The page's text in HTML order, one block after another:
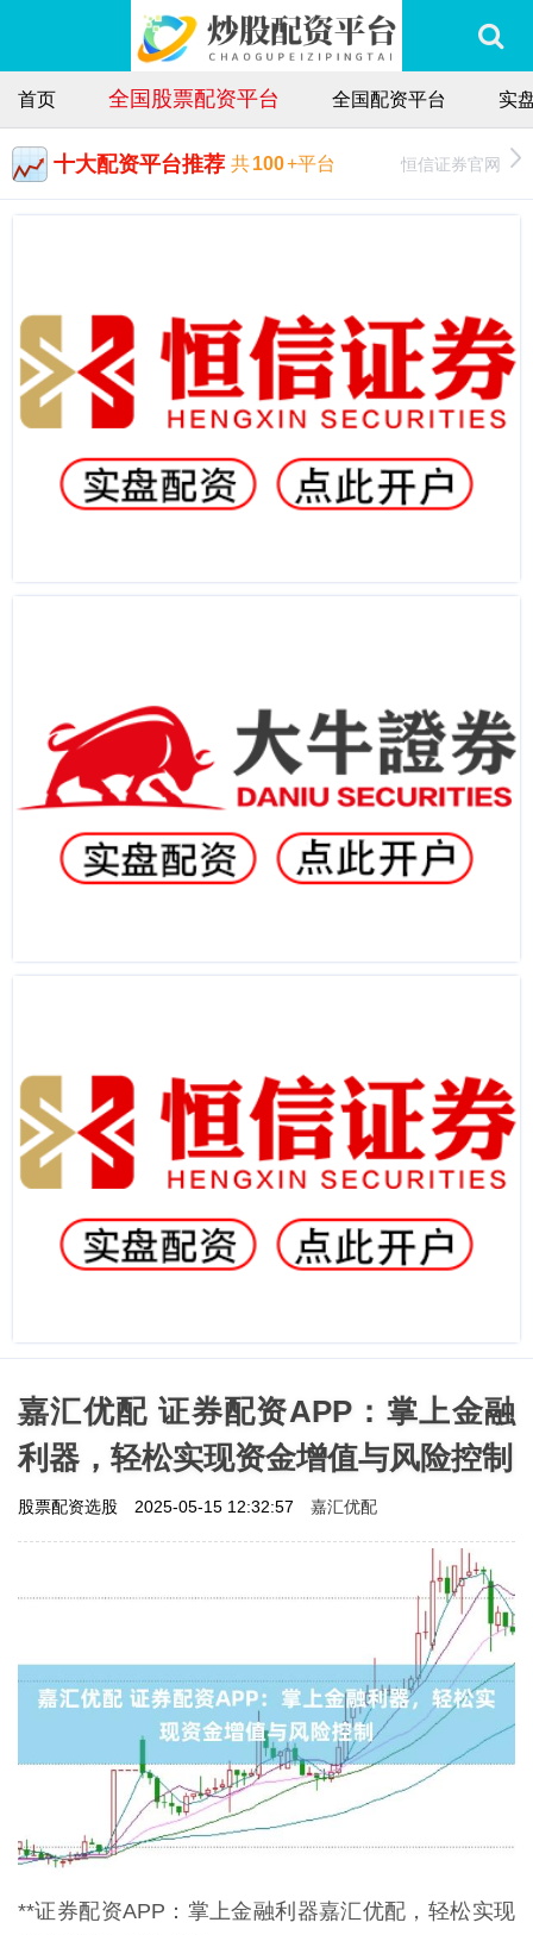
首页 全国股票配资平台 全国配资平台 实
十大配资平台推荐 共100+平台 恒信证券官网
嘉汇优配 证券配资APP：掌上金融
利器，轻松实现资金增值与风险控制
股票配资选股 2025-05-15 12:32:57 嘉汇优配
**证券配资APP：掌上金融利器嘉汇优配，轻松实现